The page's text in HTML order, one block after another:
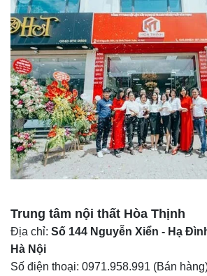
Trung tâm nội thất Hòa Thịnh
Địa chỉ: Số 144 Nguyễn Xiển - Hạ
Hà Nội
Số điện thoại: 0971.958.991 (Bán